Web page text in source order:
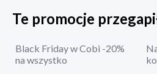
Te promocje
Black Friday w Cobi -20%
na wszystko